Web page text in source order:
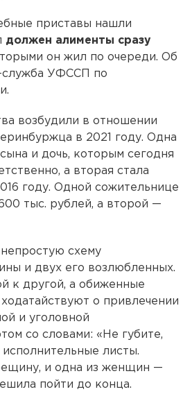
приставы нашли
должен алименты сразу
он жил по очереди. Об
служба УФССП по
возбудили в отношении
в 2021 году. Одна
и дочь, которым сегодня
а вторая стала
году. Одной сожительнице
тыс. рублей, а второй —
схему
и двух его возлюбленных.
к другой, а обиженные
о привлечении
и уголовной
со словами: «Не губите,
листы.
и одна из женщин —
пойти до конца.